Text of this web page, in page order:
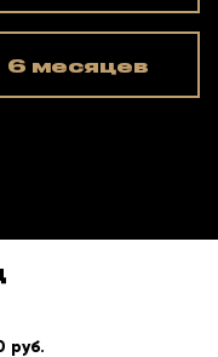
6 месяцев
руб.